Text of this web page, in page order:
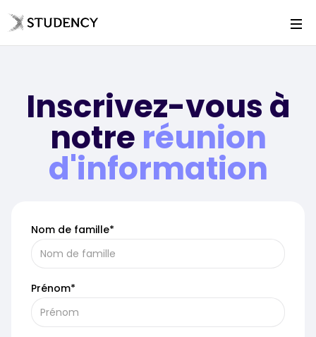
Inscrivez-vous à
notre réunion
d'information
Nom de famille*
Prénom*